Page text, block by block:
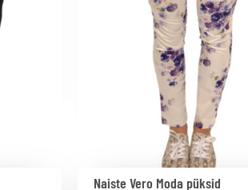
Naiste Vero Moda püksid